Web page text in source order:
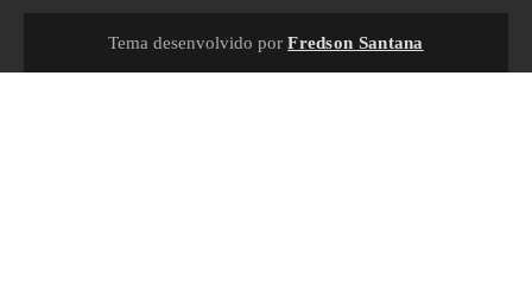
Tema desenvolvido por Fredson Santana